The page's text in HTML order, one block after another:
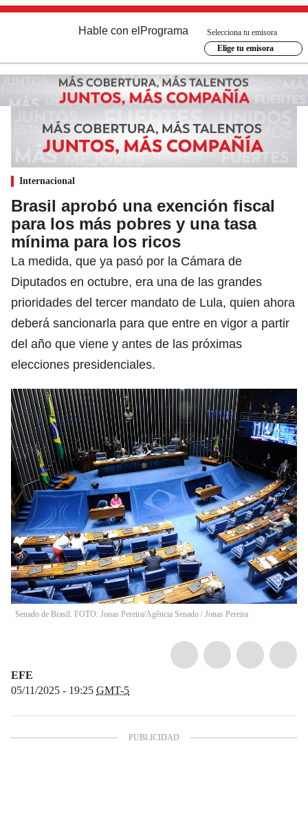
Hable con el Programa
Selecciona tu emisora
Elige tu emisora
Internacional
Brasil aprobó una exención fiscal
para los más pobres y una tasa
mínima para los ricos
La medida, que ya pasó por la Cámara de
Diputados en octubre, era una de las grandes
prioridades del tercer mandato de Lula, quien ahora
deberá sancionarla para que entre en vigor a partir
del año que viene y antes de las próximas
elecciones presidenciales.
Senado de Brasil. FOTO: Jonas Pereira/Agência Senado / Jonas Pereira
EFE
05/11/2025 - 19:25 GMT-5